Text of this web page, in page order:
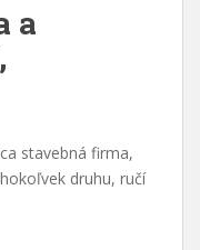
a
stavebná firma,
druhu, ručí